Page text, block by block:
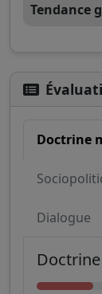
Tendance
Doctrine
Dialogue